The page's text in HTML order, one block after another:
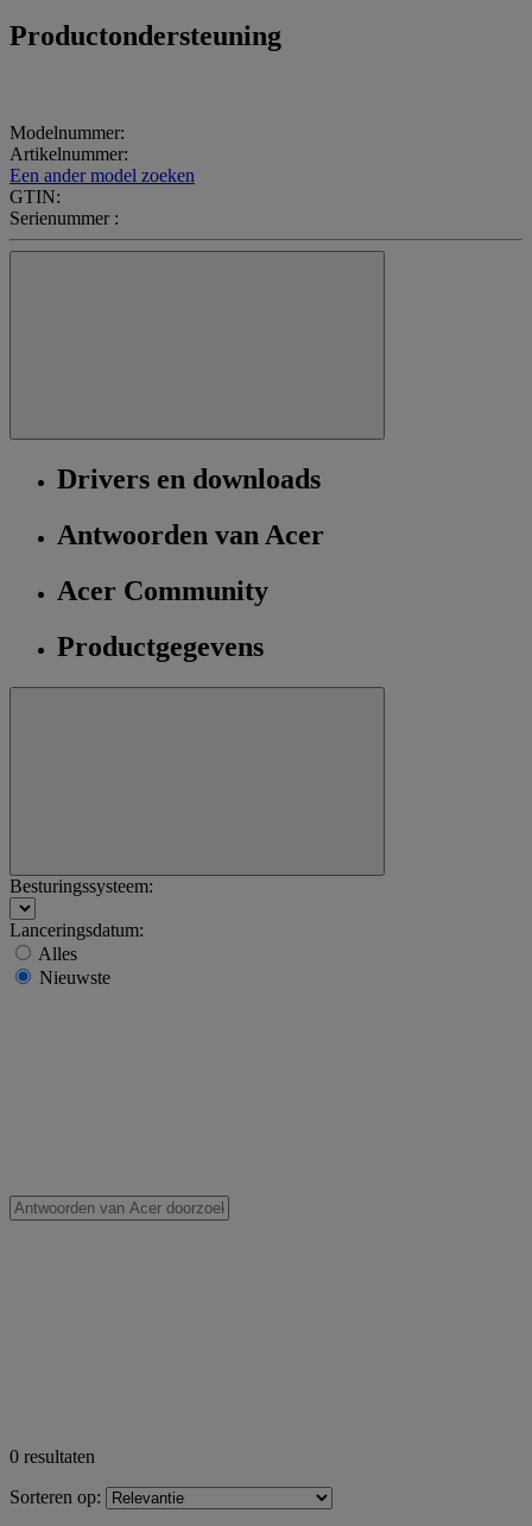
Productondersteuning
Modelnummer:
Artikelnummer:
Een ander model zoeken
GTIN:
Serienummer :
Drivers en downloads
Antwoorden van Acer
Acer Community
Productgegevens
Besturingssysteem:
Lanceringsdatum:
Alles
Nieuwste
0 resultaten
Sorteren op: